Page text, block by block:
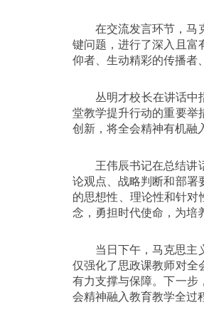
在交流发言环节，马
键问题，进行了深入且富
仰者、生动精彩的传播者
丛明才校长在讲话中
堂教学提升行动的重要举
创新，将全会精神有机融
王伟辰书记在总结讲
论观点、战略判断和部署
的思想性、理论性和针
念，勇担时代使命，为培
当日下午，马克思主
仅强化了思政课教师对全
有力支撑与保障。下一步
会精神融入教育教学全过